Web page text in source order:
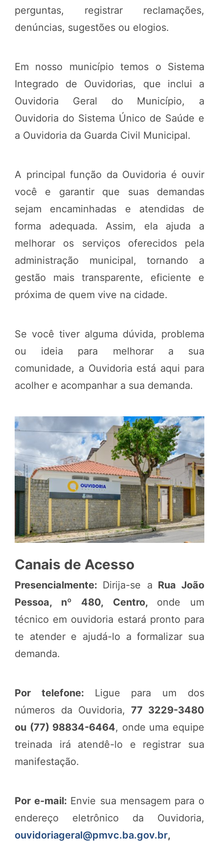
perguntas, registrar reclamações,
denúncias, sugestões ou elogios.
Em nosso município temos o Sistema
Integrado de Ouvidorias, que inclui a
Ouvidoria Geral do Município, a
Ouvidoria do Sistema Único de Saúde e
a Ouvidoria da Guarda Civil Municipal.
A principal função da Ouvidoria é ouvir
você e garantir que suas demandas
sejam encaminhadas e atendidas de
forma adequada. Assim, ela ajuda a
melhorar os serviços oferecidos pela
administração municipal, tornando a
gestão mais transparente, eficiente e
próxima de quem vive na cidade.
Se você tiver alguma dúvida, problema
ou ideia para melhorar a sua
comunidade, a Ouvidoria está aqui para
acolher e acompanhar a sua demanda.
Canais de Acesso
Presencialmente: Dirija-se a Rua João
Pessoa, nº 480, Centro, onde um
técnico em ouvidoria estará pronto para
te atender e ajudá-lo a formalizar sua
demanda.
Por telefone: Ligue para um dos
números da Ouvidoria, 77 3229-3480
ou (77) 98834-6464, onde uma equipe
treinada irá atendê-lo e registrar sua
manifestação.
Por e-mail: Envie sua mensagem para o
endereço eletrônico da Ouvidoria,
ouvidoriageral@pmvc.ba.gov.br,